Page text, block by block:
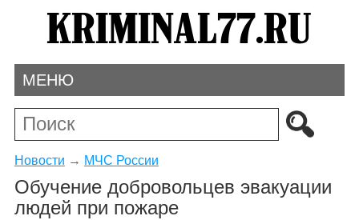
МЕНЮ
Новости → МЧС России
Обучение добровольцев эвакуации
людей при пожаре